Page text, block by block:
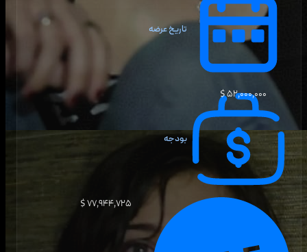
تاریخ عرضه
بودجه
۵۲٬۰۰۰٬۰۰۰ $
۷۷٬۹۴۴٬۷۲۵ $